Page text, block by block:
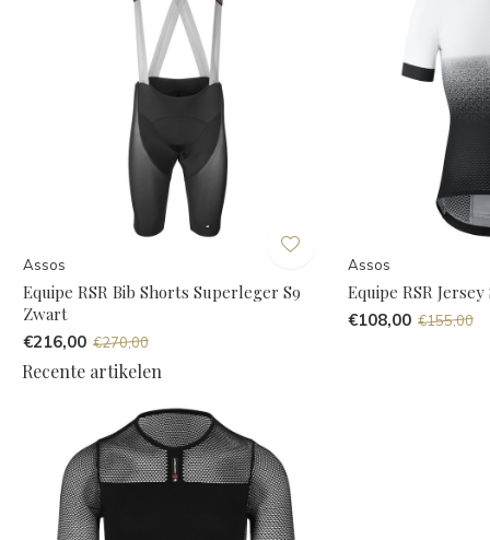
Assos
Equipe RSR Bib Shorts Superleger S9
Zwart
€216,00 €270,00
Assos
Equipe RSR
€108,00 €155,00
Recente artikelen